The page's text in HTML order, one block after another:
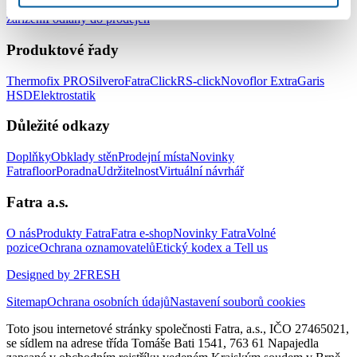
a zdravotnických zařízeníPodlahy do hotelů a ubytovacích
zařízeníPodlahy do prodejen
Produktové řady
Thermofix PROSilveroFatraClickRS-clickNovoflor ExtraGaris
HSDElektrostatik
Důležité odkazy
DoplňkyObklady stěnProdejní místaNovinky
FatrafloorPoradnaUdržitelnostVirtuální návrhář
Fatra a.s.
O násProdukty FatraFatra e-shopNovinky FatraVolné
poziceOchrana oznamovatelůEtický kodex a Tell us
Designed by 2FRESH
SitemapOchrana osobních údajůNastavení souborů cookies
Toto jsou internetové stránky společnosti Fatra, a.s., IČO 27465021,
se sídlem na adrese třída Tomáše Bati 1541, 763 61 Napajedla